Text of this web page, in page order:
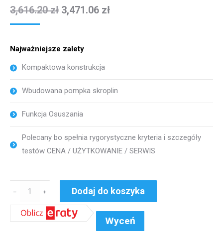
3,616.20zł 3,471.06 zł
Najważniejsze zalety
Kompaktowa konstrukcja
Wbudowana pompka skroplin
Funkcja Osuszania
Polecany bo spełnia rygorystyczne kryteria i szczegóły
testów CENA / UŻYTKOWANIE / SERWIS
Haier
﹣ ﹢ Dodaj do koszyka
Wyceń